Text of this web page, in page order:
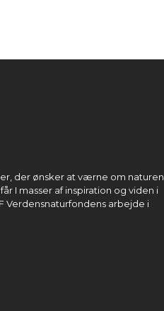
der ønsker at værne om naturen
I masser af inspiration og viden i
Verdensnaturfondens arbejde i